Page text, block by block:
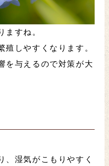
ますね。
殖しやすくなります。
を与えるので対策が大
、湿気がこもりやすく